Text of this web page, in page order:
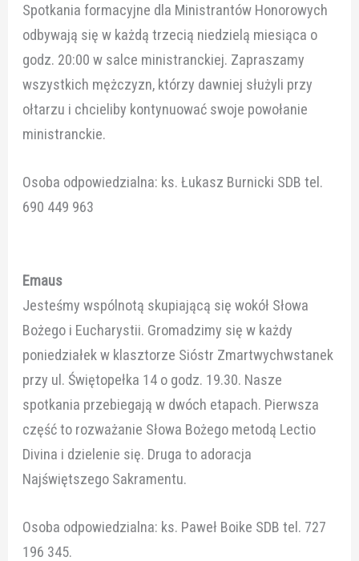
Spotkania formacyjne dla Ministrantów Honorowych
odbywają się w każdą trzecią niedzielą miesiąca o
godz. 20:00 w salce ministranckiej. Zapraszamy
wszystkich mężczyzn, którzy dawniej służyli przy
ołtarzu i chcieliby kontynuować swoje powołanie
ministranckie.
Osoba odpowiedzialna: ks. Łukasz Burnicki SDB tel.
690 449 963
Emaus
Jesteśmy wspólnotą skupiającą się wokół Słowa
Bożego i Eucharystii. Gromadzimy się w każdy
poniedziałek w klasztorze Sióstr Zmartwychwstanek
przy ul. Świętopełka 14 o godz. 19.30. Nasze
spotkania przebiegają w dwóch etapach. Pierwsza
część to rozważanie Słowa Bożego metodą Lectio
Divina i dzielenie się. Druga to adoracja
Najświętszego Sakramentu.
Osoba odpowiedzialna: ks. Paweł Boike SDB tel. 727
196 345.